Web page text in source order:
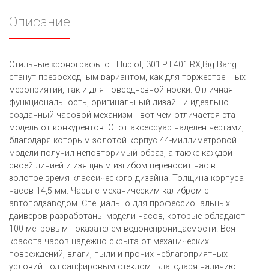
Описание
Стильные хронографы от Hublot, 301.PT.401.RX,Big Bang
станут превосходным вариантом, как для торжественных
мероприятий, так и для повседневной носки. Отличная
функциональность, оригинальный дизайн и идеально
созданный часовой механизм - вот чем отличается эта
модель от конкурентов. Этот аксессуар наделен чертами,
благодаря которым золотой корпус 44-миллиметровой
модели получил неповторимый образ, а также каждой
своей линией и изящным изгибом переносит нас в
золотое время классического дизайна. Толщина корпуса
часов 14,5 мм. Часы с механическим калибром с
автоподзаводом. Специально для профессиональных
дайверов разработаны модели часов, которые обладают
100-метровым показателем водонепроницаемости. Вся
красота часов надежно скрыта от механических
повреждений, влаги, пыли и прочих неблагоприятных
условий под сапфировым стеклом. Благодаря наличию